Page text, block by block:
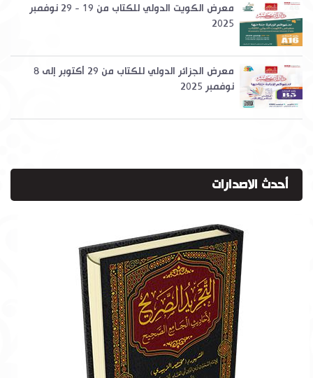
معرض الكويت الدولي للكتاب من 19 - 29 نوفمبر
2025
معرض الجزائر الدولي للكتاب من 29 أكتوبر إلى 8
نوفمبر 2025
أحدث الاصدارات